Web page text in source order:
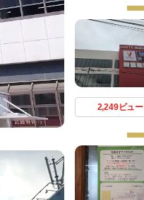
2,249ビュー